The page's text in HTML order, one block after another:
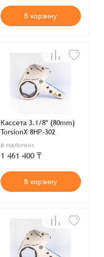
В корзину
Кассета 3.1/8" (80mm)
TorsionX 8HP-302
в наличии
1 461 400 ₸
В корзину